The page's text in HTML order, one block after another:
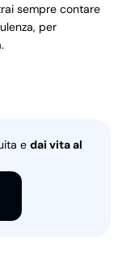
sempre contare
per
e dai vita al